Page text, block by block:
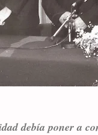
debía poner a